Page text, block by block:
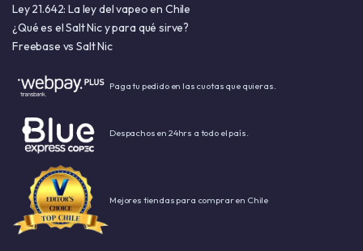
Ley 21.642: La ley del vapeo en Chile
¿Qué es el Salt Nic y para qué sirve?
Freebase vs Salt Nic
Paga tu pedido en las cuotas que quieras.
Despachos en 24hrs a todo el país.
Mejores tiendas para comprar en Chile